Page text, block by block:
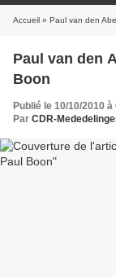
Accueil » Paul van den
Paul van den
Boon
Publié le 10/10/2010 à
Par CDR-